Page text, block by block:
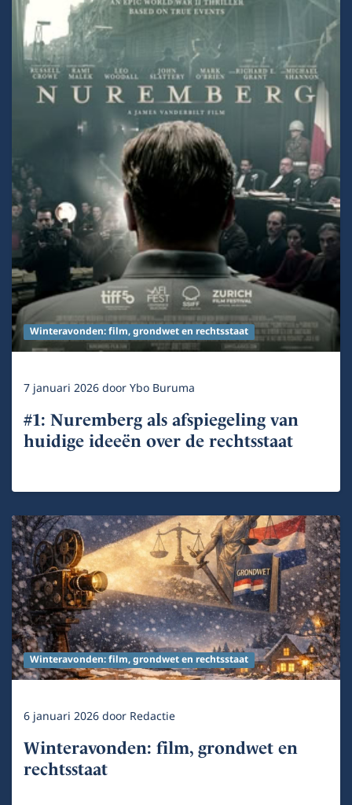
Winteravonden: film, grondwet en rechtsstaat
7 januari 2026doorYbo Buruma
#1: Nuremberg als afspiegeling van
huidige ideeën over de rechtsstaat
Winteravonden: film, grondwet en rechtsstaat
6 januari 2026door Redactie
Winteravonden: film, grondwet en
rechtsstaat